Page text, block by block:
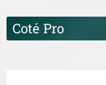
Coté Pro